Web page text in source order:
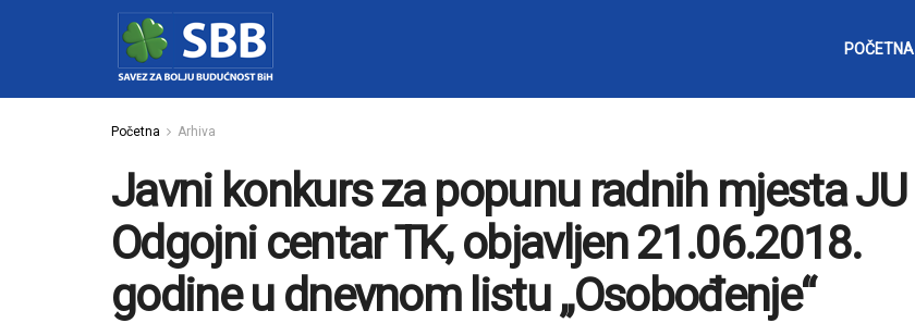
POČETNA
Početna Arhiva
Javni konkurs za popunu radnih mjesta JU
Odgojni centar TK, objavljen 21.06.2018.
godine u dnevnom listu „Osobođenje“